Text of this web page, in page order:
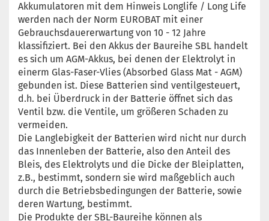
Akkumulatoren mit dem Hinweis Longlife / Long Life
werden nach der Norm EUROBAT mit einer
Gebrauchsdauererwartung von 10 - 12 Jahre
klassifiziert. Bei den Akkus der Baureihe SBL handelt
es sich um AGM-Akkus, bei denen der Elektrolyt in
einerm Glas-Faser-Vlies (Absorbed Glass Mat - AGM)
gebunden ist. Diese Batterien sind ventilgesteuert,
d.h. bei Überdruck in der Batterie öffnet sich das
Ventil bzw. die Ventile, um größeren Schaden zu
vermeiden.
Die Langlebigkeit der Batterien wird nicht nur durch
das Innenleben der Batterie, also den Anteil des
Bleis, des Elektrolyts und die Dicke der Bleiplatten,
z.B., bestimmt, sondern sie wird maßgeblich auch
durch die Betriebsbedingungen der Batterie, sowie
deren Wartung, bestimmt.
Die Produkte der SBL-Baureihe können als